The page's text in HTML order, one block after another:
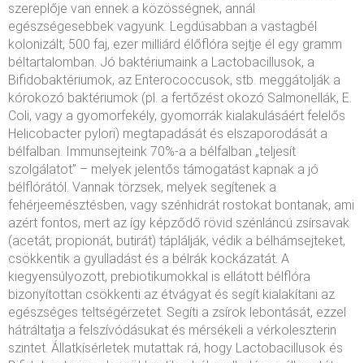
szereplője van ennek a közösségnek, annál
egészségesebbek vagyunk. Legdúsabban a vastagbél
kolonizált, 500 faj, ezer milliárd élőflóra sejtje él egy gramm
béltartalomban. Jó baktériumaink a Lactobacillusok, a
Bifidobaktériumok, az Enterococcusok, stb. meggátolják a
kórokozó baktériumok (pl. a fertőzést okozó Salmonellák, E.
Coli, vagy a gyomorfekély, gyomorrák kialakulásáért felelős
Helicobacter pylori) megtapadását és elszaporodását a
bélfalban. Immunsejteink 70%-a a bélfalban „teljesít
szolgálatot” – melyek jelentős támogatást kapnak a jó
bélflórától. Vannak törzsek, melyek segítenek a
fehérjeemésztésben, vagy szénhidrát rostokat bontanak, ami
azért fontos, mert az így képződő rövid szénláncú zsírsavak
(acetát, propionát, butirát) táplálják, védik a bélhámsejteket,
csökkentik a gyulladást és a bélrák kockázatát. A
kiegyensúlyozott, prebiotikumokkal is ellátott bélflóra
bizonyítottan csökkenti az étvágyat és segít kialakítani az
egészséges teltségérzetet. Segíti a zsírok lebontását, ezzel
hátráltatja a felszívódásukat és mérsékeli a vérkoleszterin
szintet. Állatkísérletek mutattak rá, hogy Lactobacillusok és